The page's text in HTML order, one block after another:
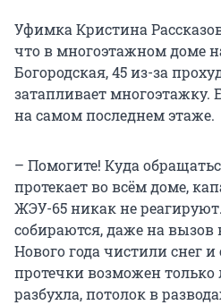
Уфимка Кристина
что в многоэтажном доме
Богородская, 45 из-за
затапливает многоэтажку.
на самом последнем этаже.
– Помогите! Куда
протекает во всём доме,
ЖЭУ-65 никак не
собираются, даже на вызов
Нового года чистили снег
протечки возможен только
разбухла, потолок в